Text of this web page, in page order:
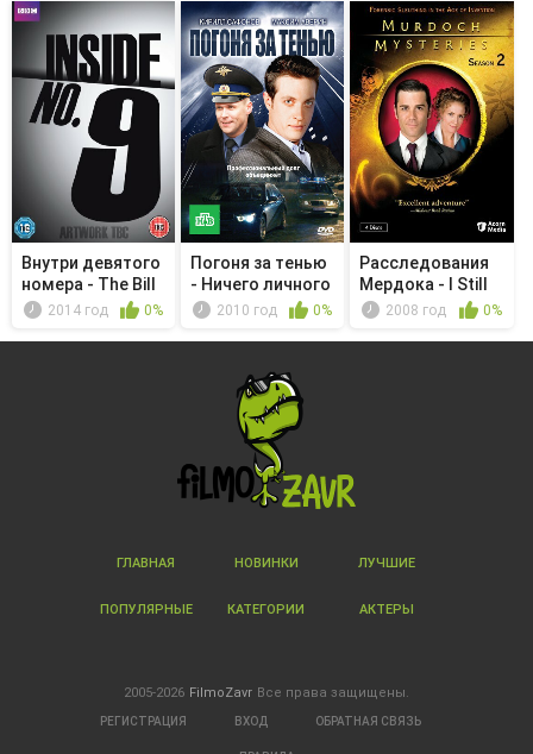
Внутри девятого
номера - The Bill
2014 год 0%
Погоня за тенью
- Ничего личного
2010 год 0%
Расследования
Мердока - I Still
Know ...
2008 год 0%
ГЛАВНАЯ НОВИНКИ ЛУЧШИЕ
ПОПУЛЯРНЫЕ КАТЕГОРИИ АКТЕРЫ
2005-2026 FilmoZavr Все права защищены.
РЕГИСТРАЦИЯ ВХОД ОБРАТНАЯ СВЯЗЬ